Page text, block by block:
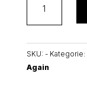
Nazis
Afraid
kiss
cut
SKU: - Kategorie:
Again